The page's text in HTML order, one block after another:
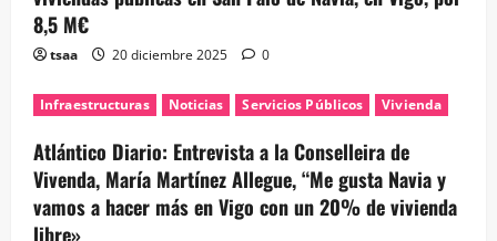
8,5 M€
tsaa 20 diciembre 2025 0
Infraestructuras Noticias Servicios Públicos Vivienda
Atlántico Diario: Entrevista a la Conselleira de
Vivenda, María Martínez Allegue, “Me gusta Navia y
vamos a hacer más en Vigo con un 20% de vivienda
libre»